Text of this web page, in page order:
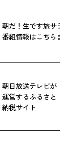
朝だ！生です旅サ
番組情報はこちら
朝日放送テレビが
運営するふるさと
納税サイト